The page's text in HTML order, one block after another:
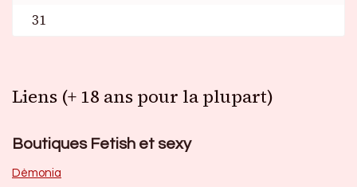
31
Liens (+ 18 ans pour la plupart)
Boutiques Fetish et sexy
Dèmonia